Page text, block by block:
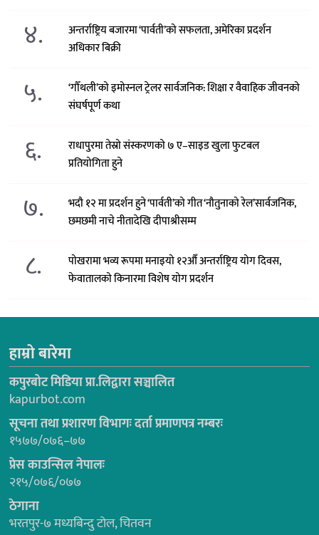
४.
अन्तर्राष्ट्रिय बजारमा ‘पार्वती’को सफलता, अमेरिका प्रदर्शन
अधिकार बिक्री
५.
‘गौँथली’को इमोस्नल ट्रेलर सार्वजनिक: शिक्षा र वैवाहिक जीवनको
संघर्षपूर्ण कथा
६.
राधापुरमा तेस्रो संस्करणको ७ ए–साइड खुला फुटबल
प्रतियोगिता हुने
७.
भदौ १२ मा प्रदर्शन हुने ‘पार्वती’को गीत ‘नौतुनाको रेल’सार्वजनिक,
छमछमी नाचे नीतादेखि दीपाश्रीसम्म
८.
पोखरामा भव्य रूपमा मनाइयो १२औँ अन्तर्राष्ट्रिय योग दिवस,
फेवातालको किनारमा विशेष योग प्रदर्शन
हाम्रो बारेमा
कपुरबोट मिडिया प्रा.लिद्वारा सञ्चालित
kapurbot.com
सूचना तथा प्रशारण विभागः दर्ता प्रमाणपत्र नम्बरः
१५७७/०७६–७७
प्रेस काउन्सिल नेपालः
२१५/०७६/०७७
ठेगाना
भरतपुर-७ मध्यबिन्दु टोल, चितवन